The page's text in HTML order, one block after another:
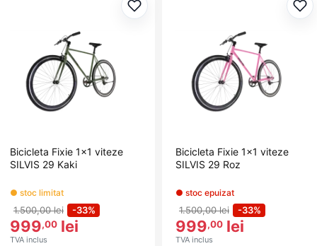
Adaugă la favorite
Bicicleta Fixie 1x1 viteze
SILVIS 29 Kaki
● stoc limitat
1.500,00 lei -33%
999,00 lei
TVA inclus
Bicicleta Fixie 1x1 viteze
SILVIS 29 Roz
● stoc epuizat
1.500,00 lei -33%
999,00 lei
TVA inclus